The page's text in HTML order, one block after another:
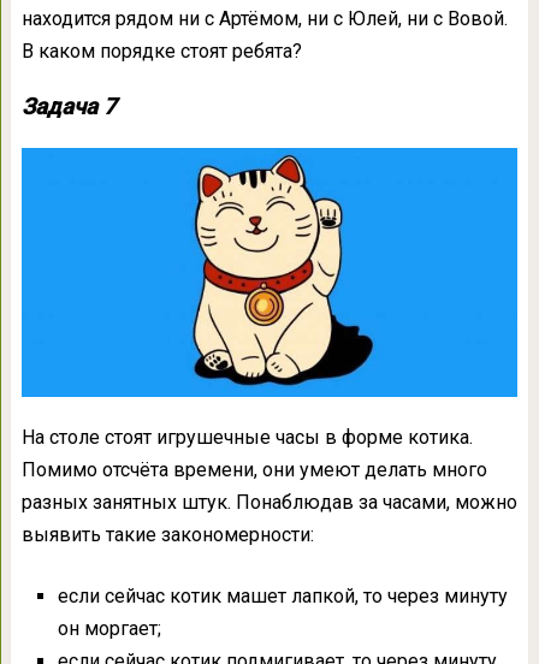
находится рядом ни с Артёмом, ни с Юлей, ни с Вовой.
В каком порядке стоят ребята?
Задача 7
На столе стоят игрушечные часы в форме котика.
Помимо отсчёта времени, они умеют делать много
разных занятных штук. Понаблюдав за часами, можно
выявить такие закономерности:
если сейчас котик машет лапкой, то через минуту
он моргает;